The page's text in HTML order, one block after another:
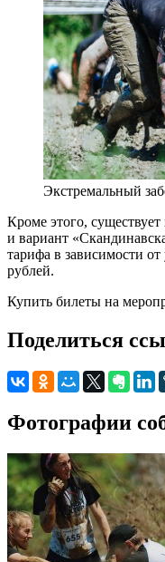
Экстремальный
Кроме этого,
и вариант
тарифа в зависимости от
рублей.
Купить билеты на
Поделиться
Фотографии